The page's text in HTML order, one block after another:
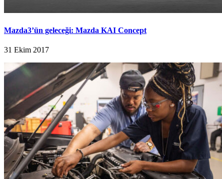
Mazda3’ün geleceği: Mazda KAI Concept
31 Ekim 2017